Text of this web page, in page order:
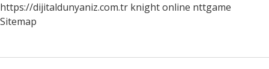
https://dijitaldunyaniz.com.tr knight online nttgame
Sitemap